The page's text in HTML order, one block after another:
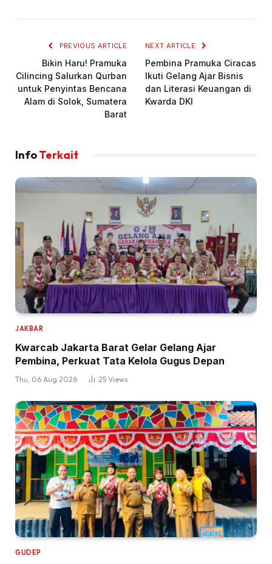
PREVIOUS ARTICLE
Bikin Haru! Pramuka
Cilincing Salurkan Qurban
untuk Penyintas Bencana
Alam di Solok, Sumatera
Barat
NEXT ARTICLE
Pembina Pramuka Ciracas
Ikuti Gelang Ajar Bisnis
dan Literasi Keuangan di
Kwarda DKI
InfoTerkait
JAKBAR
Kwarcab Jakarta Barat Gelar Gelang Ajar
Pembina, Perkuat Tata Kelola Gugus Depan
Thu, 06 Aug 2026 25 Views
GUDEP